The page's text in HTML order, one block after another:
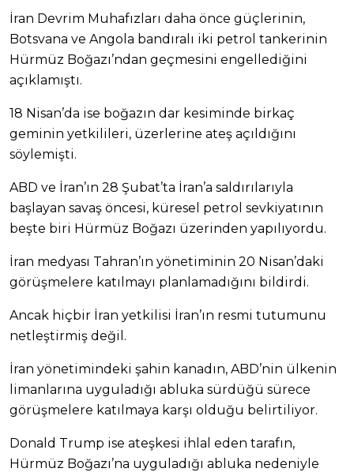
İran Devrim Muhafızları daha önce güçlerinin,
Botsvana ve Angola bandıralı iki petrol tankerinin
Hürmüz Boğazı’ndan geçmesini engellediğini
açıklamıştı.
18 Nisan’da ise boğazın dar kesiminde birkaç
geminin yetkilileri, üzerlerine ateş açıldığını
söylemişti.
ABD ve İran’ın 28 Şubat’ta İran’a saldırılarıyla
başlayan savaş öncesi, küresel petrol sevkiyatının
beşte biri Hürmüz Boğazı üzerinden yapılıyordu.
İran medyası Tahran’ın yönetiminin 20 Nisan’daki
görüşmelere katılmayı planlamadığını bildirdi.
Ancak hiçbir İran yetkilisi İran’ın resmi tutumunu
netleştirmiş değil.
İran yönetimindeki şahin kanadın, ABD’nin ülkenin
limanlarına uyguladığı abluka sürdüğü sürece
görüşmelere katılmaya karşı olduğu belirtiliyor.
Donald Trump ise ateşkesi ihlal eden tarafın,
Hürmüz Boğazı’na uyguladığı abluka nedeniyle